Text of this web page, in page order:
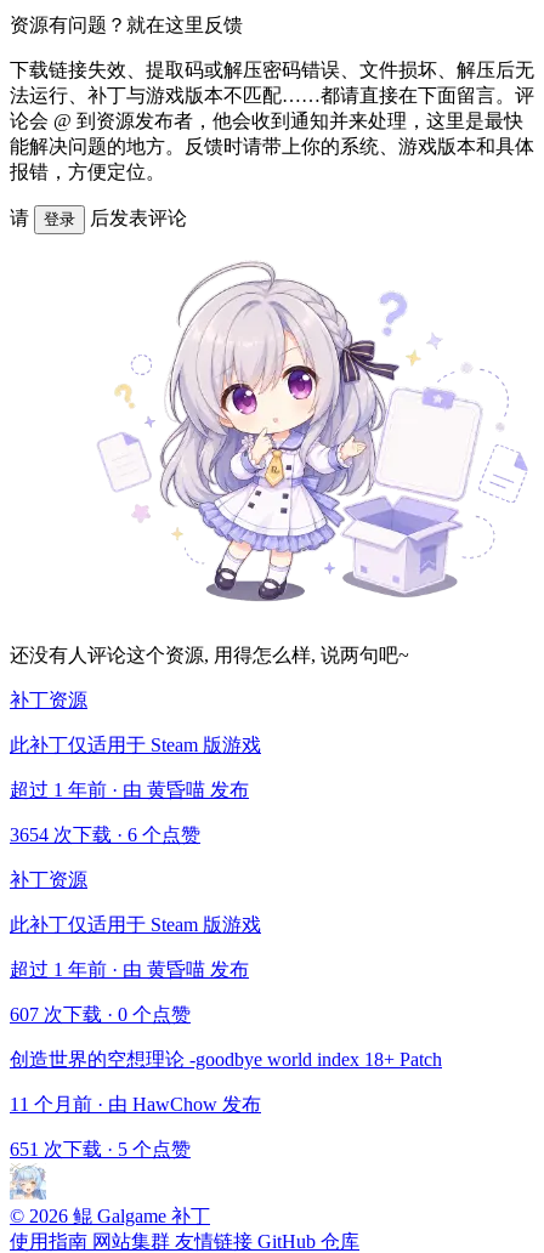
资源有问题？就在这里反馈
下载链接失效、提取码或解压密码错误、文件损坏、解压后无
法运行、补丁与游戏版本不匹配……都请直接在下面留言。评
论会 @ 到资源发布者，他会收到通知并来处理，这里是最快
能解决问题的地方。反馈时请带上你的系统、游戏版本和具体
报错，方便定位。
请 登录 后发表评论
还没有人评论这个资源, 用得怎么样, 说两句吧~
补丁资源
此补丁仅适用于 Steam 版游戏
超过 1 年前 · 由 黄昏喵 发布
3654 次下载 · 6 个点赞
补丁资源
此补丁仅适用于 Steam 版游戏
超过 1 年前 · 由 黄昏喵 发布
607 次下载 · 0 个点赞
创造世界的空想理论 -goodbye world index 18+ Patch
11 个月前 · 由 HawChow 发布
651 次下载 · 5 个点赞
© 2026 鲲 Galgame 补丁
使用指南 网站集群 友情链接 GitHub 仓库